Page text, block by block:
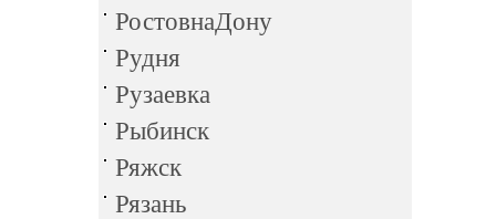
РостовнаДону
Рудня
Рузаевка
Рыбинск
Ряжск
Рязань